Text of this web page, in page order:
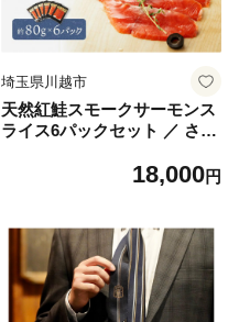
埼玉県川越市
天然紅鮭スモークサーモンス
ライス6パックセット ／ さけ
18,000円